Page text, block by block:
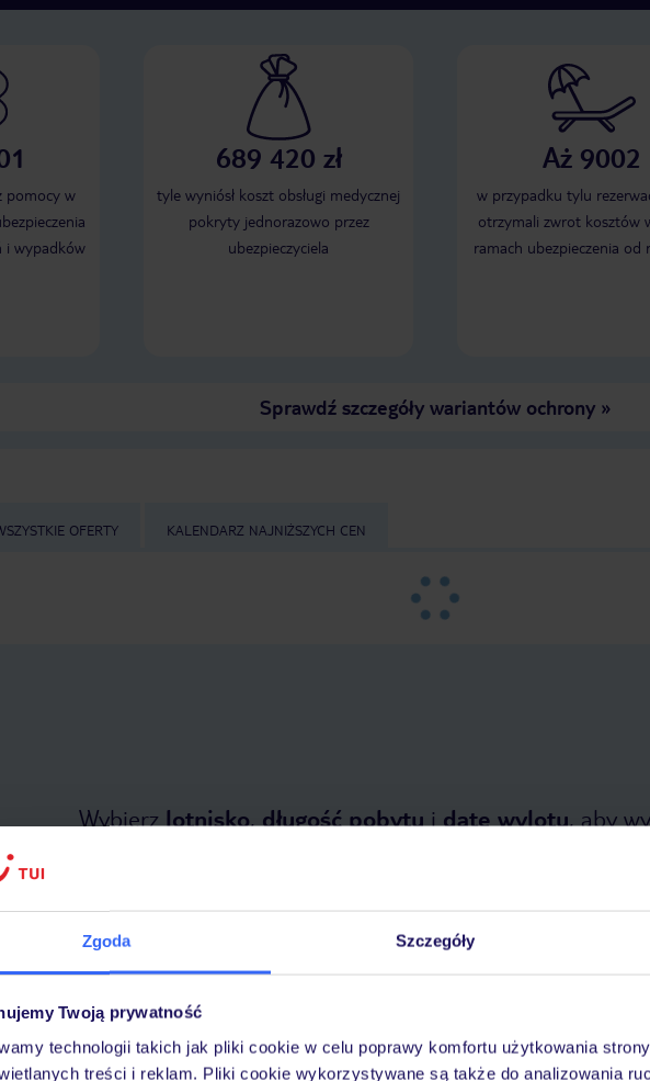
Zgoda Szczegóły
Twoją prywatność
technologii takich jak pliki cookie w celu poprawy komfortu użytkowania
treści i reklam. Pliki cookie wykorzystywane są także do analizowania
pomocy w
i wypadków
689 420 zł
tyle wyniósł koszt obsługi medycznej
pokryty jednorazowo przez
ubezpieczyciela
Aż 9002
w przypadku tylu
otrzymali zwrot kosztów
ramach ubezpieczenia od
Sprawdź szczegóły wariantów ochrony»
OFERTY KALENDARZ NAJNIŻSZYCH CEN
Wybierz lotnisko,długość pobytuidatę wylotu, aby
w terminie